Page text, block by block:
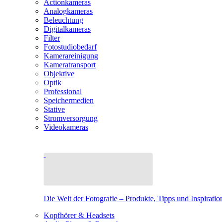
Actionkameras
Analogkameras
Beleuchtung
Digitalkameras
Filter
Fotostudiobedarf
Kamerareinigung
Kameratransport
Objektive
Optik
Professional
Speichermedien
Stative
Stromversorgung
Videokameras
Die Welt der Fotografie – Produkte, Tipps und
Kopfhörer & Headsets